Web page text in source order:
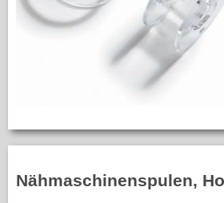
Nähmaschinenspulen,